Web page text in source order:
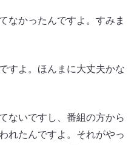
なかったんですよ。すみま
すよ。ほんまに大丈夫かな
ないですし、番組の方から
れたんですよ。それがやっ